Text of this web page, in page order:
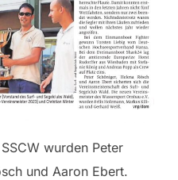
wurden Peter
und Aaron Ebert.